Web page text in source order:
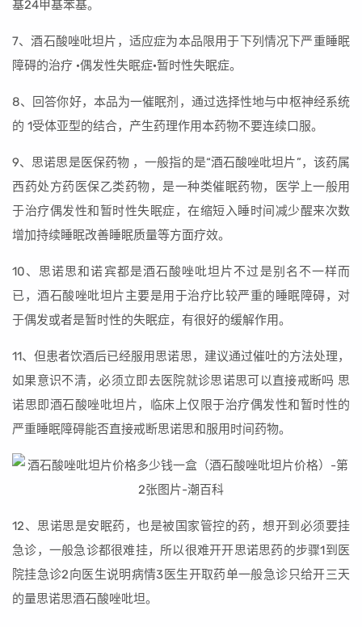
基24甲基苯基。
7、酒石酸唑吡坦片，适应症为本品限用于下列情况下严重睡眠
障碍的治疗 ·偶发性失眠症·暂时性失眠症。
8、回答你好，本品为一催眠剂，通过选择性地与中枢神经系统
的 1受体亚型的结合，产生药理作用本药物不要连续口服。
9、思诺思是医保药物 ，一般指的是“酒石酸唑吡坦片”，该药属
西药处方药医保乙类药物，是一种类催眠药物，医学上一般用
于治疗偶发性和暂时性失眠症，在缩短入睡时间减少醒来次数
增加持续睡眠改善睡眠质量等方面疗效。
10、思诺思和诺宾都是酒石酸唑吡坦片不过是别名不一样而
已，酒石酸唑吡坦片主要是用于治疗比较严重的睡眠障碍，对
于偶发或者是暂时性的失眠症，有很好的缓解作用。
11、但患者饮酒后已经服用思诺思，建议通过催吐的方法处理，
如果意识不清，必须立即去医院就诊思诺思可以直接戒断吗 思
诺思即酒石酸唑吡坦片，临床上仅限于治疗偶发性和暂时性的
严重睡眠障碍能否直接戒断思诺思和服用时间药物。
12、思诺思是安眠药，也是被国家管控的药，想开到必须要挂
急诊，一般急诊都很难挂，所以很难开开思诺思药的步骤1到医
院挂急诊2向医生说明病情3医生开取药单一般急诊只给开三天
的量思诺思酒石酸唑吡坦。